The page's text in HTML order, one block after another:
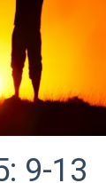
9-13